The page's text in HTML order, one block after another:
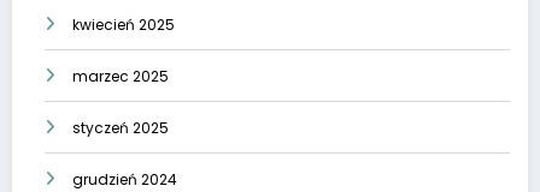
kwiecień 2025
marzec 2025
styczeń 2025
grudzień 2024